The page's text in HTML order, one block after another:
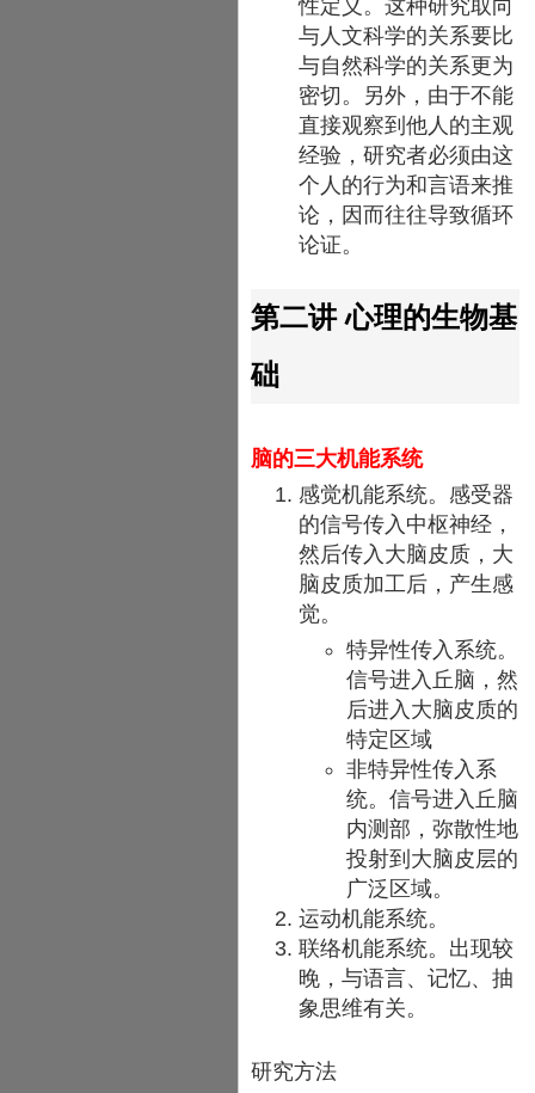
性定义。这种研究取向
与人文科学的关系要比
与自然科学的关系更为
密切。另外，由于不能
直接观察到他人的主观
经验，研究者必须由这
个人的行为和言语来推
论，因而往往导致循环
论证。
第二讲 心理的生物基
础
脑的三大机能系统
感觉机能系统。感受器
的信号传入中枢神经，
然后传入大脑皮质，大
脑皮质加工后，产生感
觉。
特异性传入系统。
信号进入丘脑，然
后进入大脑皮质的
特定区域
非特异性传入系
统。信号进入丘脑
内测部，弥散性地
投射到大脑皮层的
广泛区域。
运动机能系统。
联络机能系统。出现较
晚，与语言、记忆、抽
象思维有关。
研究方法